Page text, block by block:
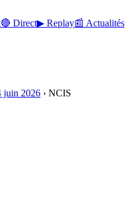
🔴 Direct▶ Replay📰 Actualités
juin 2026 › NCIS